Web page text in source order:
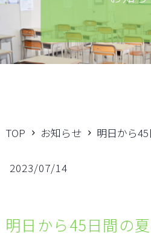
TOP お知らせ 明日から
2023/07/14
明日から45日間の